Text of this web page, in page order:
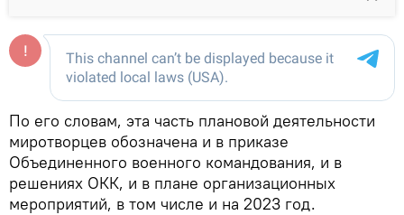
По его словам, эта часть плановой деятельности
миротворцев обозначена и в приказе
Объединенного военного командования, и в
решениях ОКК, и в плане организационных
мероприятий, в том числе и на 2023 год.